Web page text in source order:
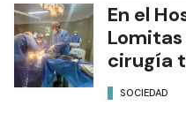
En el
cirugía
SOCIEDAD